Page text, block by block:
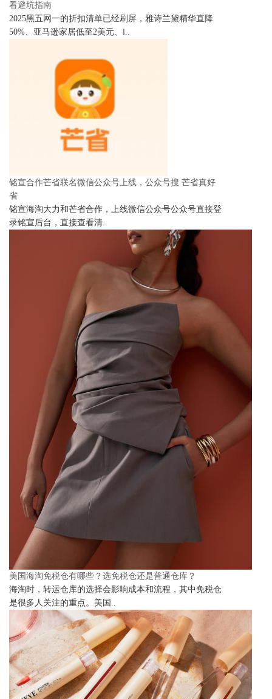
看避坑指南
2025黑五网一的折扣清单已经刷屏，雅诗兰黛精华直降
50%、亚马逊家居低至2美元、i..
铭宣合作芒省联名微信公众号上线，公众号搜 芒省真好
省
铭宣海淘大力和芒省合作，上线微信公众号公众号直接登
录铭宣后台，直接查看清..
美国海淘免税仓有哪些？选免税仓还是普通仓库？
海淘时，转运仓库的选择会影响成本和流程，其中免税仓
是很多人关注的重点。美国..